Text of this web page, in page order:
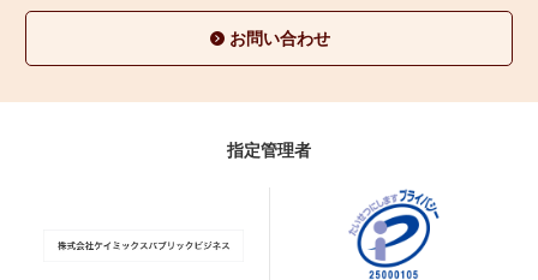
お問い合わせ
指定管理者